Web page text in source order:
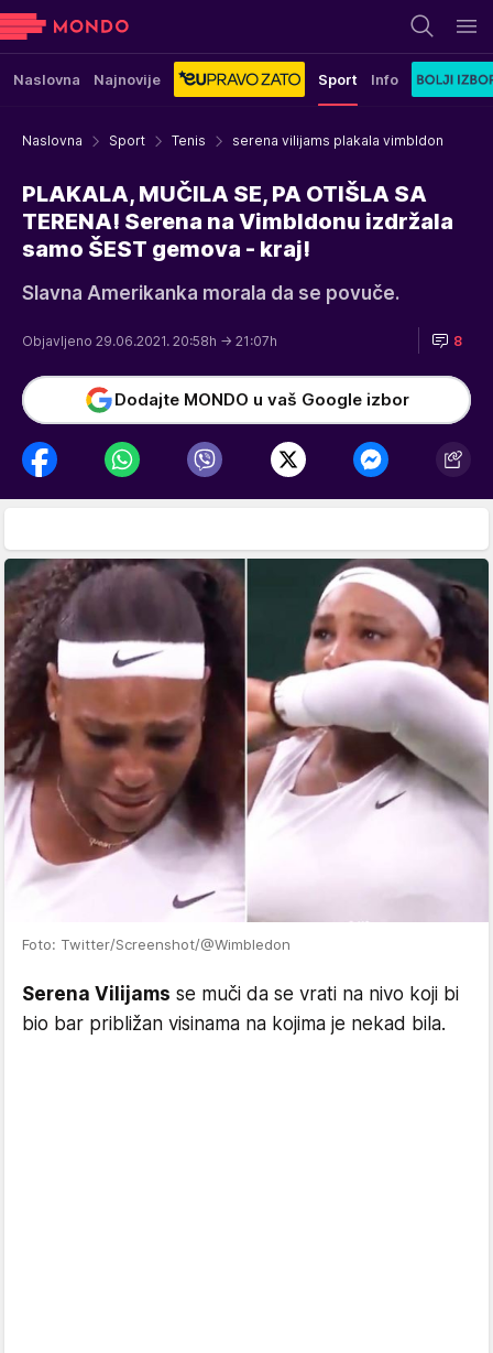
Naslovna Najnovije Sport Info
Naslovna Sport Tenis serena vilijams plakala vimbldon
PLAKALA, MUČILA SE, PA OTIŠLA SA
TERENA! Serena na Vimbldonu izdržala
samo ŠEST gemova - kraj!
Slavna Amerikanka morala da se povuče.
Objavljeno 29.06.2021. 20:58h → 21:07h 8
Dodajte MONDO u vaš Google izbor
Foto: Twitter/Screenshot/@Wimbledon
Serena Vilijams se muči da se vrati na nivo koji bi
bio bar približan visinama na kojima je nekad bila.